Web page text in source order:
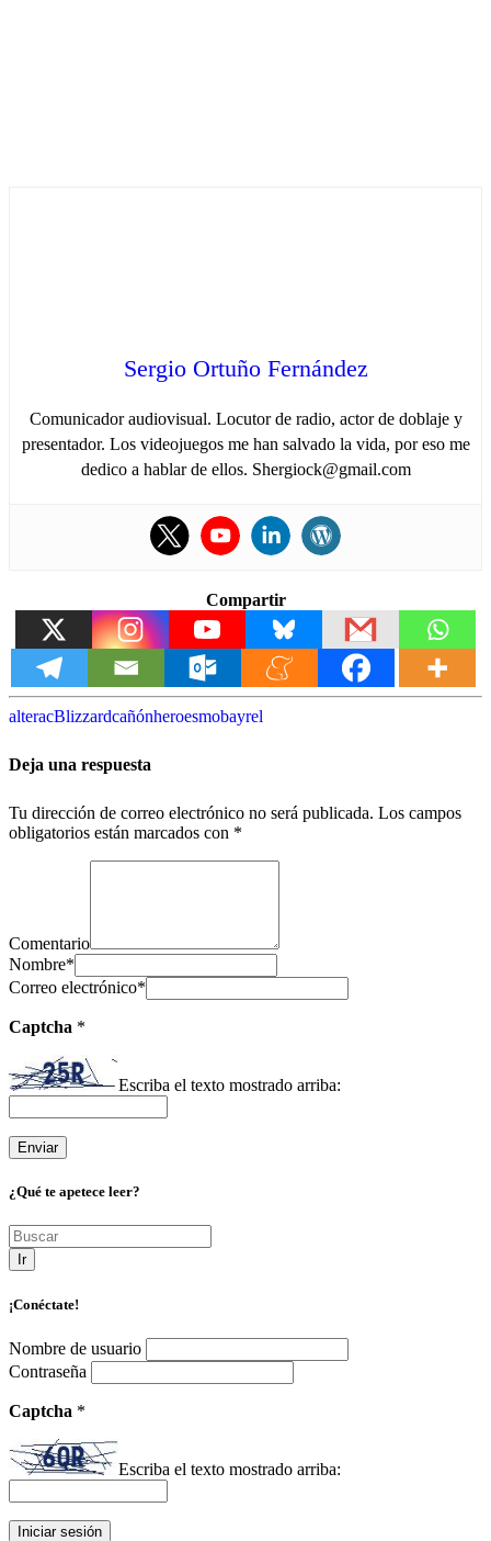
Sergio Ortuño Fernández
Comunicador audiovisual. Locutor de radio, actor de doblaje y
presentador. Los videojuegos me han salvado la vida, por eso me
dedico a hablar de ellos. Shergiock@gmail.com
Compartir
alteracBlizzardcañónheroesmobayrel
Deja una respuesta
Tu dirección de correo electrónico no será publicada. Los campos
obligatorios están marcados con *
Comentario
Nombre*
Correo electrónico*
Captcha *
Escriba el texto mostrado arriba:
¿Qué te apetece leer?
Ir
¡Conéctate!
Nombre de usuario
Contraseña
Captcha *
Escriba el texto mostrado arriba: